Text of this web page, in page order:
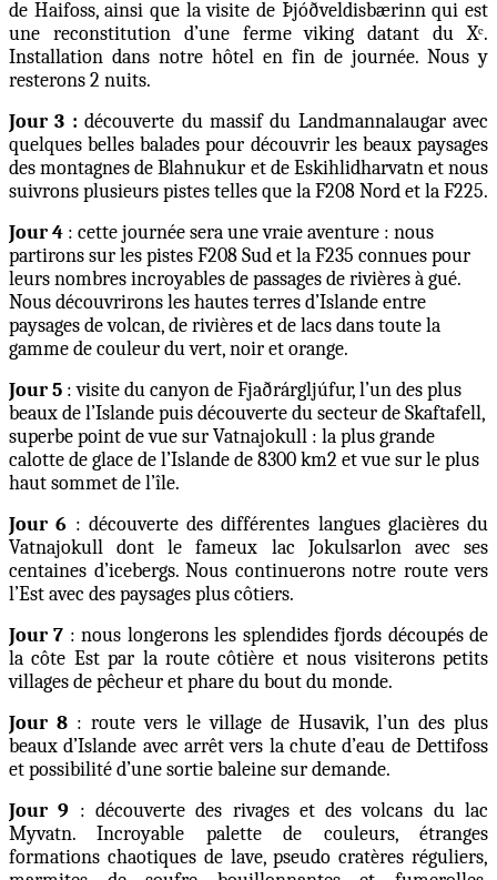
de Haifoss, ainsi que la visite de Þjóðveldisbærinn qui est
une reconstitution d’une ferme viking datant du Xᵉ.
Installation dans notre hôtel en fin de journée. Nous y
resterons 2 nuits.
Jour 3 :découverte du massif du Landmannalaugar avec
quelques belles balades pour découvrir les beaux paysages
des montagnes de Blahnukur et de Eskihlidharvatn et nous
suivrons plusieurs pistes telles que la F208 Nord et la F225.
Jour 4 : cette journée sera une vraie aventure : nous
partirons sur les pistes F208 Sud et la F235 connues pour
leurs nombres incroyables de passages de rivières à gué.
Nous découvrirons les hautes terres d’Islande entre
paysages de volcan, de rivières et de lacs dans toute la
gamme de couleur du vert, noir et orange.
Jour 5 : visite du canyon de Fjaðrárgljúfur, l’un des plus
beaux de l’Islande puis découverte du secteur de Skaftafell,
superbe point de vue sur Vatnajokull : la plus grande
calotte de glace de l’Islande de 8300 km2 et vue sur le plus
haut sommet de l’île.
Jour 6 : découverte des différentes langues glacières du
Vatnajokull dont le fameux lac Jokulsarlon avec ses
centaines d’icebergs. Nous continuerons notre route vers
l’Est avec des paysages plus côtiers.
Jour 7 : nous longerons les splendides fjords découpés de
la côte Est par la route côtière et nous visiterons petits
villages de pêcheur et phare du bout du monde.
Jour 8 : route vers le village de Husavik, l’un des plus
beaux d’Islande avec arrêt vers la chute d’eau de Dettifoss
et possibilité d’une sortie baleine sur demande.
Jour 9 : découverte des rivages et des volcans du lac
Myvatn. Incroyable palette de couleurs, étranges
formations chaotiques de lave, pseudo cratères réguliers,